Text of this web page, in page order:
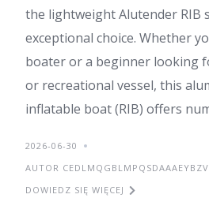
the lightweight Alutender RIB
exceptional choice. Whether
boater or a beginner looking
or recreational vessel, this
inflatable boat (RIB) offers
2026-06-30
AUTOR
DOWIEDZ SIĘ WIĘCEJ